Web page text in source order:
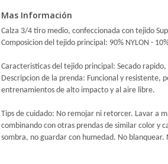
Mas Información
Calza 3/4 tiro medio, confeccionada con tejido
Composicion del tejido principal: 90% NYLON - 10%
Caracteristicas del tejido principal: Secado
Descripcion de la prenda: Funcional y resistente,
entrenamientos de alto impacto y al aire libre.
Tips de cuidado: No remojar ni retorcer. Lavar a
combinando con otras prendas de similar color y
sombra, no guardar con humedad. No blanquear.